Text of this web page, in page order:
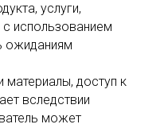
услуги,
использованием
ожиданиям
доступ к
вследствии
может